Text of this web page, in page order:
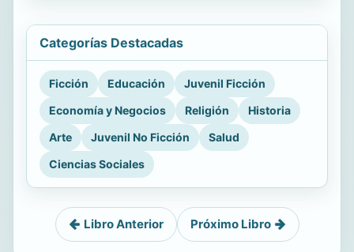
Categorías Destacadas
Ficción Educación
Juvenil Ficción
Economía y Negocios
Religión
Historia
Arte
Juvenil No Ficción
Salud
Ciencias Sociales
Libro Anterior Próximo Libro